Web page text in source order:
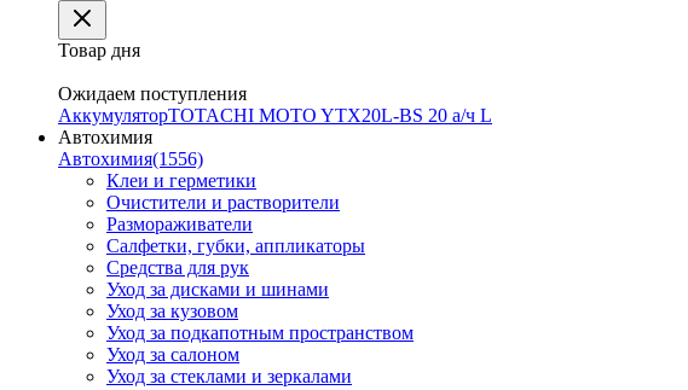
Товар дня
Ожидаем поступления
АккумуляторTOTACHI MOTO YTX20L-BS 20 а/ч L
Автохимия
Автохимия(1556)
Клеи и герметики
Очистители и растворители
Размораживатели
Салфетки, губки, аппликаторы
Средства для рук
Уход за дисками и шинами
Уход за кузовом
Уход за подкапотным пространством
Уход за салоном
Уход за стеклами и зеркалами